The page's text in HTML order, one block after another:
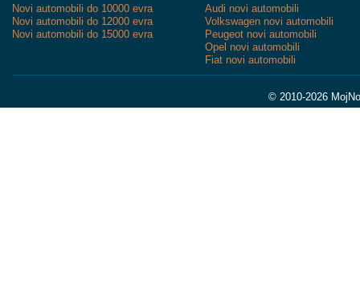
Novi automobili do 10000 evra
Novi automobili do 12000 evra
Novi automobili do 15000 evra
Audi novi automobili
Volkswagen novi automobili
Peugeot novi automobili
Opel novi automobili
Fiat novi automobili
© 2010-2026